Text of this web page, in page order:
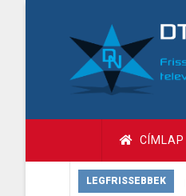
tartalomra
Fő
navigáció
CÍMLAP
LEGFRISSEBBEK